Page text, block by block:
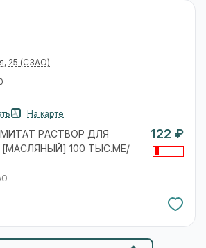
25 (СЗАО)
На карте
РАСТВОР ДЛЯ
[МАСЛЯНЫЙ] 100 ТЫС.МЕ/
122 ₽